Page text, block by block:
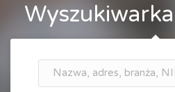
Wyszukiwarka